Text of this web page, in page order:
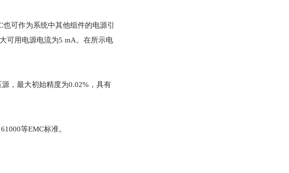
可作为系统中其他组件的电源引
可用电源电流为5 mA。在所示电
，最大初始精度为0.02%，具有
等EMC标准。